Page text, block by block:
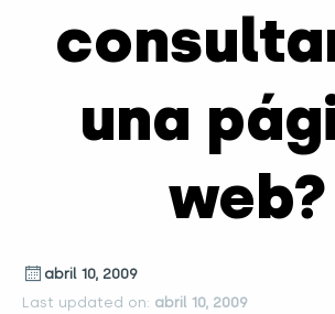
una
web?
abril 10, 2009
Last updated on: abril 10, 2009